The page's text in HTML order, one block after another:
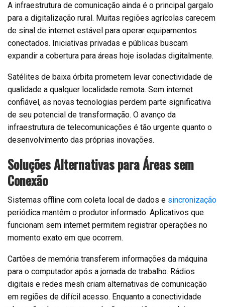
A infraestrutura de comunicação ainda é o principal gargalo
para a digitalização rural. Muitas regiões agrícolas carecem
de sinal de internet estável para operar equipamentos
conectados. Iniciativas privadas e públicas buscam
expandir a cobertura para áreas hoje isoladas digitalmente.
Satélites de baixa órbita prometem levar conectividade de
qualidade a qualquer localidade remota. Sem internet
confiável, as novas tecnologias perdem parte significativa
de seu potencial de transformação. O avanço da
infraestrutura de telecomunicações é tão urgente quanto o
desenvolvimento das próprias inovações.
Soluções Alternativas para Áreas sem
Conexão
Sistemas offline com coleta local de dados e sincronização
periódica mantêm o produtor informado. Aplicativos que
funcionam sem internet permitem registrar operações no
momento exato em que ocorrem.
Cartões de memória transferem informações da máquina
para o computador após a jornada de trabalho. Rádios
digitais e redes mesh criam alternativas de comunicação
em regiões de difícil acesso. Enquanto a conectividade